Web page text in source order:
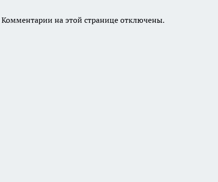
Комментарии на этой странице отключены.